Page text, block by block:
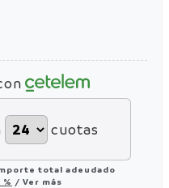
cuotas
total adeudado
% / Ver más